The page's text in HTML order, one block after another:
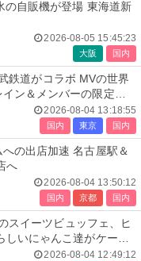
の自販機が登場 東海道新
2026-08-05 15:45:23
大阪 国内
鉄道がコラボ MVの世界
ン＆メンバーの限定ア
2026-08-04 13:18:55
国内 東京 国内
の出店加速 名古屋駅＆
へ
2026-08-04 13:50:12
国内 京都 国内
スイーツビュッフェ、ヒ
しいにゃんこ達がケーキ
2026-08-04 12:49:12